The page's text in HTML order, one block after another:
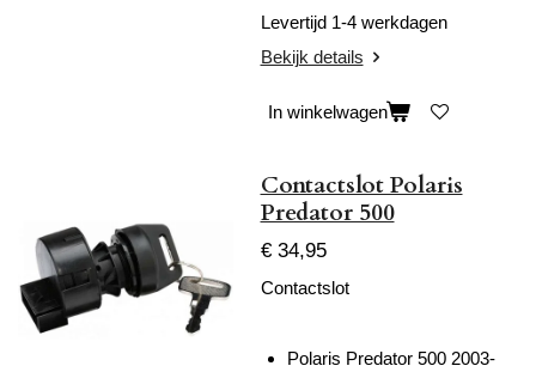
Levertijd 1-4 werkdagen
Bekijk details
In winkelwagen
Contactslot Polaris
Predator 500
€ 34,95
Contactslot
Polaris Predator 500 2003-